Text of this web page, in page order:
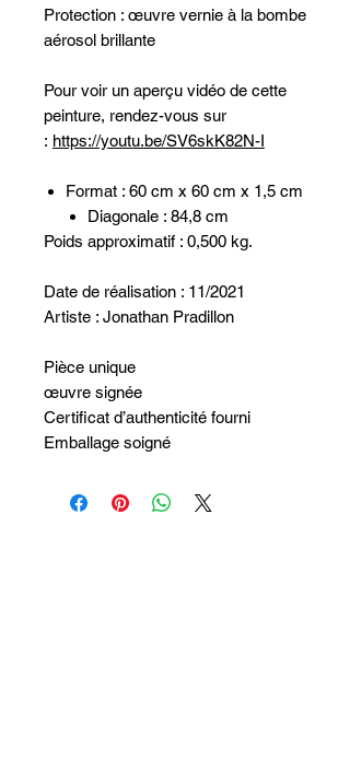
Protection : œuvre vernie à la bombe
aérosol brillante
Pour voir un aperçu vidéo de cette
peinture, rendez-vous sur
: https://youtu.be/SV6skK82N-I
Format : 60 cm x 60 cm x 1,5 cm
Diagonale : 84,8 cm
Poids approximatif : 0,500 kg.
Date de réalisation : 11/2021
Artiste : Jonathan Pradillon
Pièce unique
œuvre signée
Certificat d’authenticité fourni
Emballage soigné